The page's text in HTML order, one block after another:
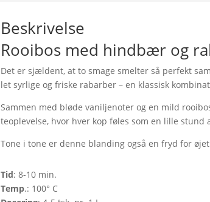
Beskrivelse
Rooibos med hindbær og
Det er sjældent, at to smage smelter så perfekt
let syrlige og friske rabarber – en klassisk
Sammen med bløde vaniljenoter og en mild
teoplevelse, hvor hver kop føles som en lille stund
Tone i tone er denne blanding også en fryd for
Tid: 8-10 min.
Temp.: 100° C